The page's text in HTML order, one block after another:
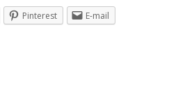
Pinterest E-mail